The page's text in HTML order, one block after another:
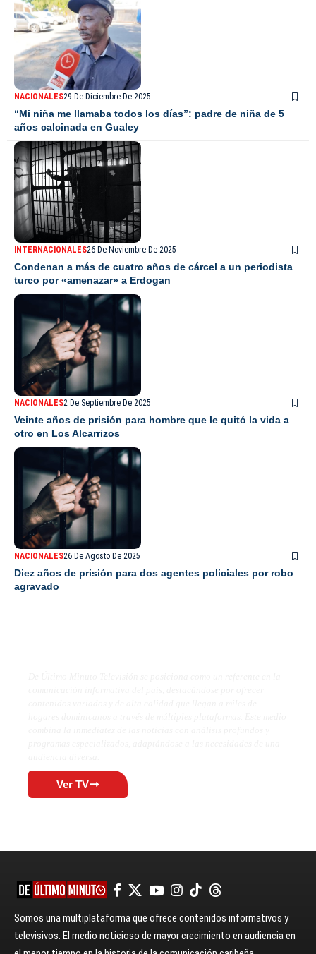
NACIONALES29 De Diciembre De 2025
“Mi niña me llamaba todos los días”: padre de niña de 5
años calcinada en Gualey
INTERNACIONALES26 De Noviembre De 2025
Condenan a más de cuatro años de cárcel a un periodista
turco por «amenazar» a Erdogan
NACIONALES2 De Septiembre De 2025
Veinte años de prisión para hombre que le quitó la vida a
otro en Los Alcarrizos
NACIONALES26 De Agosto De 2025
Diez años de prisión para dos agentes policiales por robo
agravado
Ver TV
Somos una multiplataforma que ofrece contenidos informativos y
televisivos. El medio noticioso de mayor crecimiento en audiencia en